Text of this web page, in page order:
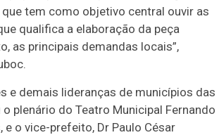
tem como objetivo central ouvir as
qualifica a elaboração da peça
as principais demandas locais”,
e demais lideranças de municípios das
plenário do Teatro Municipal Fernando
o vice-prefeito, Dr Paulo César